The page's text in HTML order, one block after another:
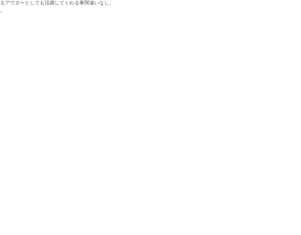
アウターとしても活躍してくれる事間違いなし。